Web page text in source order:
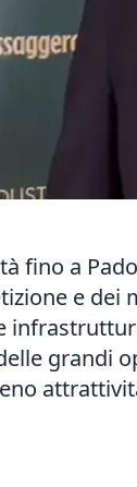
fino a
e
grandi